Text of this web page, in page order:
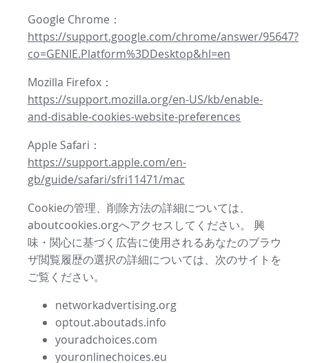
Google Chrome：
https://support.google.com/chrome/answer/95647?
co=GENIE.Platform%3DDesktop&hl=en
Mozilla Firefox：
https://support.mozilla.org/en-US/kb/enable-
and-disable-cookies-website-preferences
Apple Safari：
https://support.apple.com/en-
gb/guide/safari/sfri11471/mac
Cookieの管理、削除方法の詳細については、
aboutcookies.orgへアクセスしてください。 興
味・関心に基づく広告に使用されるあなたのブラウ
ザ閲覧履歴の選択の詳細については、次のサイトを
ご覧ください。
networkadvertising.org
optout.aboutads.info
youradchoices.com
youronlinechoices.eu